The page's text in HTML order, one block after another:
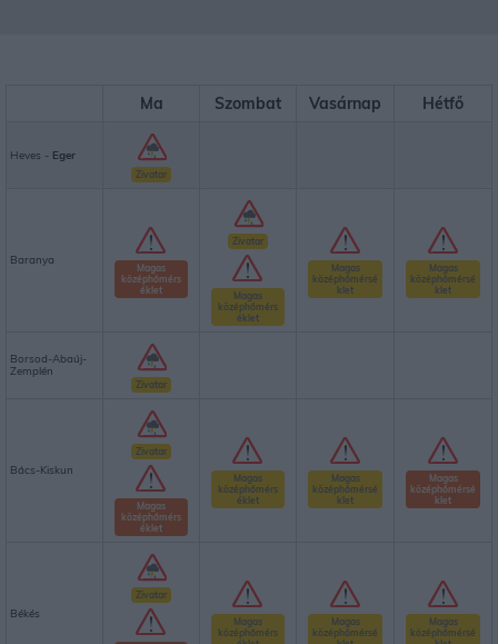
Ma Szombat Vasárnap Hétfő
Heves - Eger
Zivatar
Baranya
Magas
középhőmérs
éklet
Zivatar
Magas
középhőmérs
éklet
Magas
középhőmérsé
klet
Magas
középhőmérsé
klet
Borsod-Abaúj-
Zemplén
Zivatar
Bács-Kiskun
Zivatar
Magas
középhőmérs
éklet
Magas
középhőmérs
éklet
Magas
középhőmérsé
klet
Magas
középhőmérsé
klet
Békés
Zivatar
Magas
középhőmérs
Magas
középhőmérsé
Magas
középhőmérsé